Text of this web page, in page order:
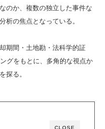
のか、複数の独立した事件な
析の焦点となっている。
期間・土地勘・法科学的証
グをもとに、多角的な視点か
探る。
CLOSE